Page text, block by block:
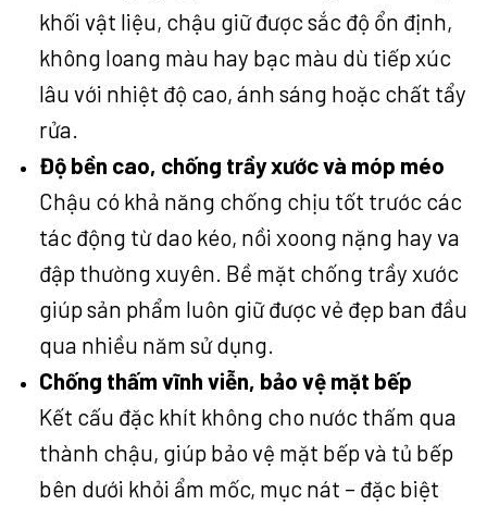
khối vật liệu, chậu giữ được sắc độ ổn định,
không loang màu hay bạc màu dù tiếp xúc
lâu với nhiệt độ cao, ánh sáng hoặc chất tẩy
rửa.
Độ bền cao, chống trầy xước và móp méo
Chậu có khả năng chống chịu tốt trước các
tác động từ dao kéo, nồi xoong nặng hay va
đập thường xuyên. Bề mặt chống trầy xước
giúp sản phẩm luôn giữ được vẻ đẹp ban đầu
qua nhiều năm sử dụng.
Chống thấm vĩnh viễn, bảo vệ mặt bếp
Kết cấu đặc khít không cho nước thấm qua
thành chậu, giúp bảo vệ mặt bếp và tủ bếp
bên dưới khỏi ẩm mốc, mục nát – đặc biệt